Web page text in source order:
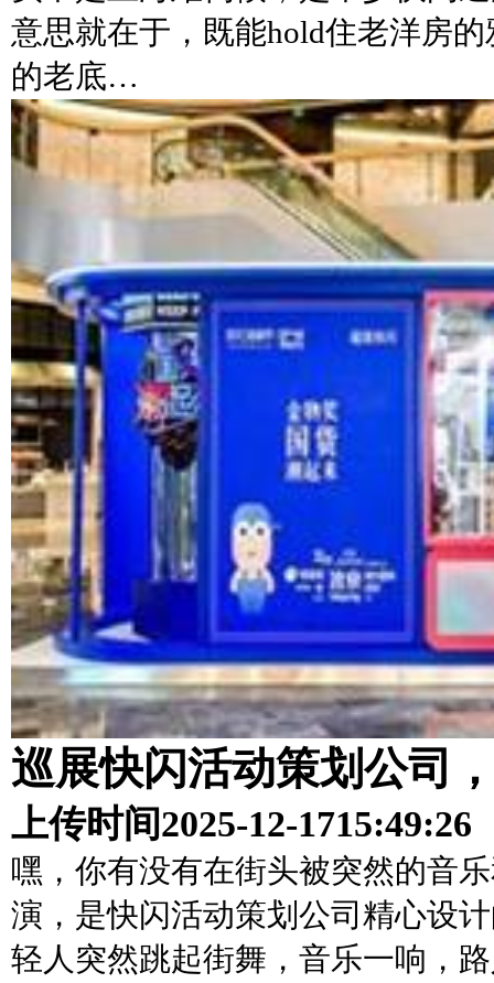
意思就在于，既能hold住老洋房
的老底…
巡展快闪活动策划公司
上传时间2025-12-1715:49:26
嘿，你有没有在街头被突然的音
演，是快闪活动策划公司精心设
轻人突然跳起街舞，音乐一响，